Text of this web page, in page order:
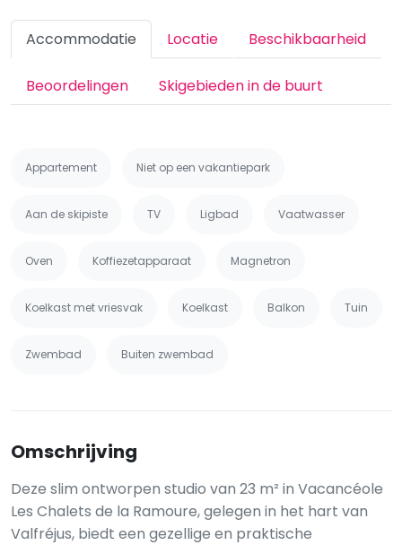
Accommodatie Locatie Beschikbaarheid
Beoordelingen Skigebieden in de buurt
Appartement Niet op een vakantiepark
Aan de skipiste TV Ligbad Vaatwasser
Oven Koffiezetapparaat Magnetron
Koelkast met vriesvak Koelkast Balkon Tuin
Zwembad Buiten zwembad
Omschrijving
Deze slim ontworpen studio van 23 m² in Vacancéole
Les Chalets de la Ramoure, gelegen in het hart van
Valfréjus, biedt een gezellige en praktische